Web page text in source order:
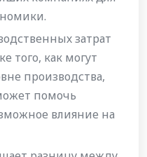
затрат
того, как могут
производства,
помочь
влияние на